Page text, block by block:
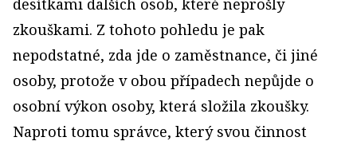
desítkami dalších osob, které neprošly
zkouškami. Z tohoto pohledu je pak
nepodstatné, zda jde o zaměstnance, či jiné
osoby, protože v obou případech nepůjde o
osobní výkon osoby, která složila zkoušky.
Naproti tomu správce, který svou činnost